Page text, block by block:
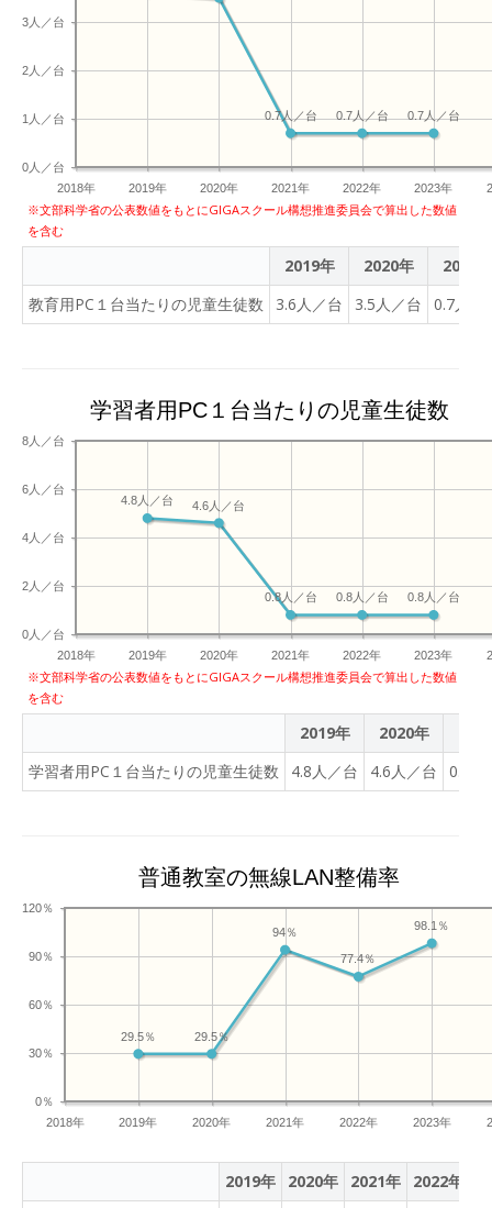
2018年 2019年 2020年 2021年 2022年 2023年
0人／台
1人／台
2人／台
3人／台
0.7人／台
0.7人／台
0.7人／台
※文部科学省の公表数値をもとにGIGAスクール構想推進委員会で算出した数値
を含む
2019年 2020年
2021年
教育用PC１台当たりの児童生徒数
3.6人／台 3.5人／台 0.7人／
学習者用PC１台当たりの児童生徒数
2018年 2019年 2020年 2021年 2022年 2023年
0人／台
2人／台
4人／台
6人／台
8人／台
0.8人／台
0.8人／台
0.8人／台
4.6人／台
4.8人／台
※文部科学省の公表数値をもとにGIGAスクール構想推進委員会で算出した数値
を含む
2019年 2020年
学習者用PC１台当たりの児童生徒数
4.8人／台 4.6人／台 0.8人
普通教室の無線LAN整備率
2018年 2019年 2020年 2021年 2022年 2023年
0％
30％
60％
90％
120％
98.1％
77.4％
94％
29.5％
29.5％
2019年 2020年 2021年 2022年